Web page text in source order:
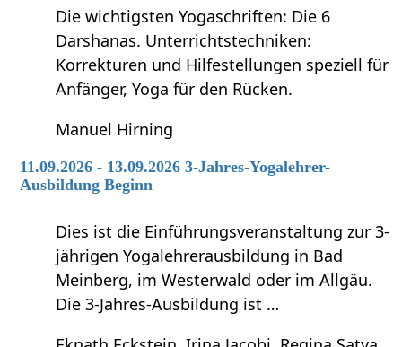
Die wichtigsten Yogaschriften: Die 6
Darshanas. Unterrichtstechniken:
Korrekturen und Hilfestellungen speziell für
Anfänger, Yoga für den Rücken.
Manuel Hirning
11.09.2026 - 13.09.2026 3-Jahres-Yogalehrer-
Ausbildung Beginn
Dies ist die Einführungsveranstaltung zur 3-
jährigen Yogalehrerausbildung in Bad
Meinberg, im Westerwald oder im Allgäu.
Die 3-Jahres-Ausbildung ist …